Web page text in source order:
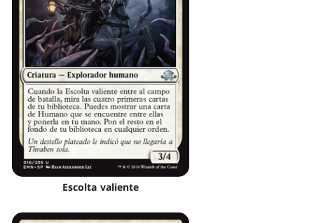
Escolta valiente